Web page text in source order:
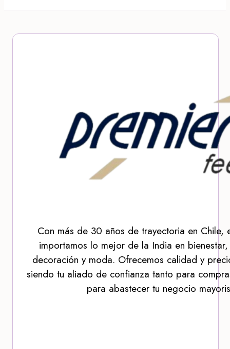
Con más de 30 años de trayectoria en Chile,
importamos lo mejor de la India en
decoración y moda. Ofrecemos calidad y
siendo tu aliado de confianza tanto para
para abastecer tu negocio